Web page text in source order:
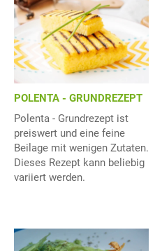
POLENTA - GRUNDREZEPT
Polenta - Grundrezept ist
preiswert und eine feine
Beilage mit wenigen Zutaten.
Dieses Rezept kann beliebig
variiert werden.